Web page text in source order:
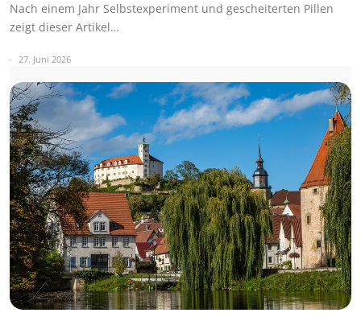
Nach einem Jahr Selbstexperiment und gescheiterten Pillen
zeigt dieser Artikel…
27. Juni 2026